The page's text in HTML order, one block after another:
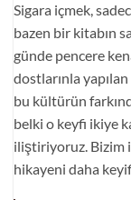
Sigara içmek,
bazen bir kitabın
günde pencere
dostlarınla
bu kültürün
belki o keyfi ikiye
iliştiriyoruz. Bizim
hikayeni daha